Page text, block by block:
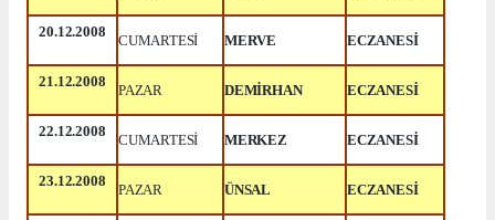
20.12.2008
CUMARTESİ MERVE ECZANESİ
21.12.2008
PAZAR DEMİRHAN ECZANESİ
22.12.2008
CUMARTESİ MERKEZ ECZANESİ
23.12.2008
PAZAR ÜNSAL ECZANESİ